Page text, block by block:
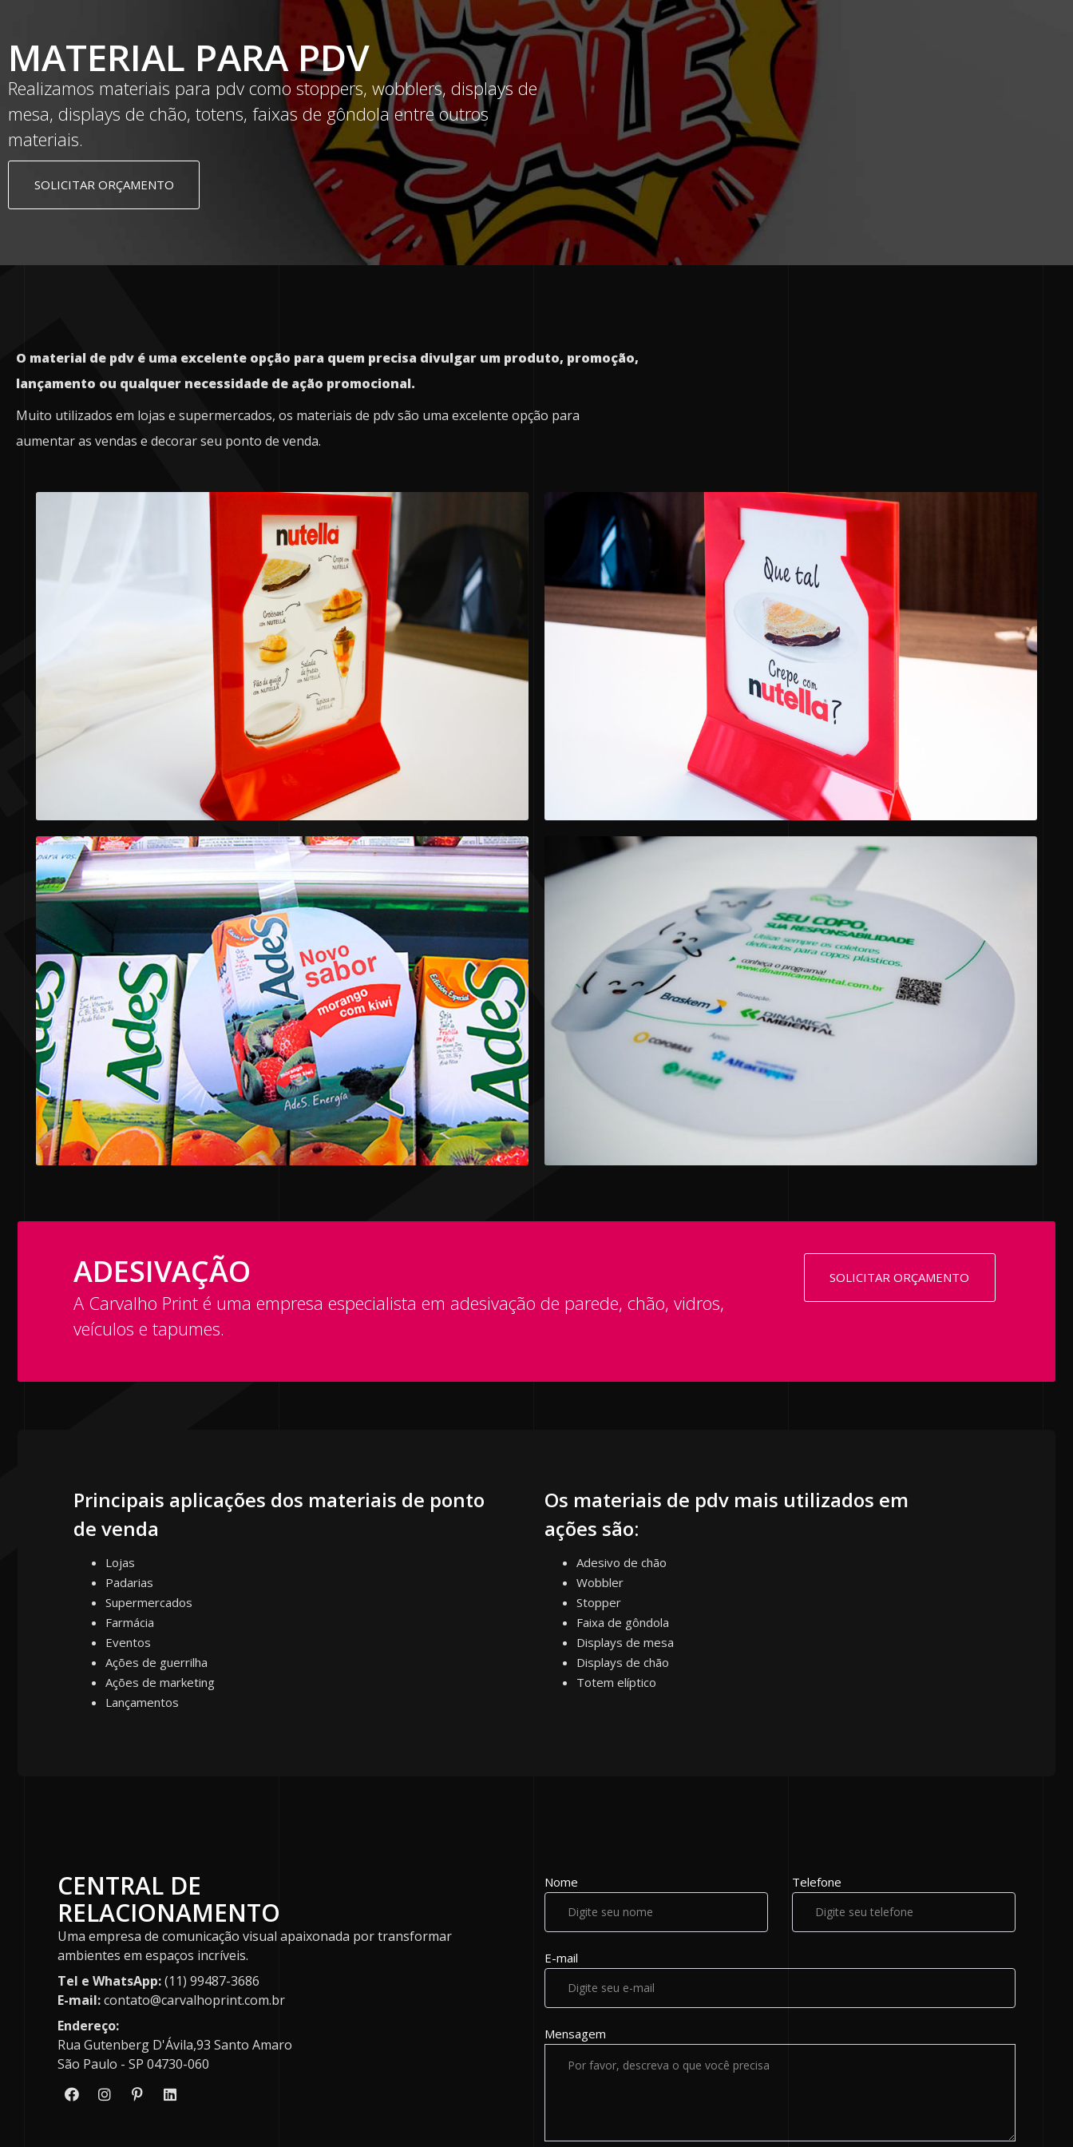
MATERIAL PARA PDV
Realizamos materiais para pdv como stoppers, wobblers, displays de
mesa, displays de chão, totens, faixas de gôndola entre outros
materiais.
SOLICITAR ORÇAMENTO
O material de pdv é uma excelente opção para quem precisa divulgar um produto, promoção,
lançamento ou qualquer necessidade de ação promocional.
Muito utilizados em lojas e supermercados, os materiais de pdv são uma excelente opção para
aumentar as vendas e decorar seu ponto de venda.
ADESIVAÇÃO
A Carvalho Print é uma empresa especialista em adesivação de parede, chão, vidros,
veículos e tapumes.​
SOLICITAR ORÇAMENTO
Principais aplicações dos materiais de ponto
de venda
Lojas
Padarias
Supermercados
Farmácia
Eventos
Ações de guerrilha
Ações de marketing
Lançamentos
Os materiais de pdv mais utilizados em
ações são:
Adesivo de chão
Wobbler
Stopper
Faixa de gôndola
Displays de mesa
Displays de chão
Totem elíptico
CENTRAL DE
RELACIONAMENTO
Uma empresa de comunicação visual apaixonada por transformar
ambientes em espaços incríveis.
Tel e WhatsApp:(11) 99487-3686
E-mail:contato@carvalhoprint.com.br
Endereço:
Rua Gutenberg D'Ávila,93 Santo Amaro
São Paulo - SP 04730-060
Nome Telefone
E-mail
Mensagem